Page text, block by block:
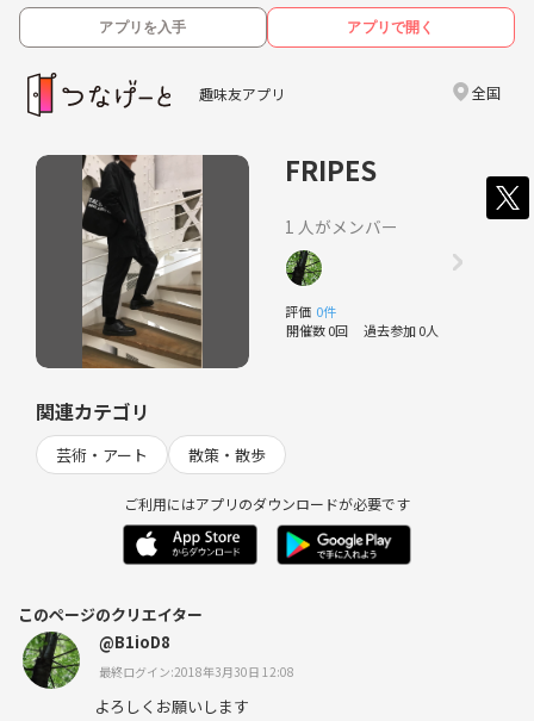
アプリを入手 アプリで開く
趣味友アプリ 全国
FRIPES
1 人がメンバー
評価 0件
開催数 0回 過去参加 0人
関連カテゴリ
芸術・アート 散策・散歩
ご利用にはアプリのダウンロードが必要です
このページのクリエイター
@B1ioD8
最終ログイン:2018年3月30日 12:08
よろしくお願いします